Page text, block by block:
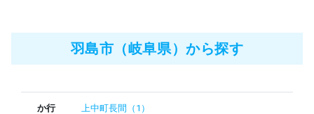
羽島市（岐阜県）から探す
か行 上中町長間（1）